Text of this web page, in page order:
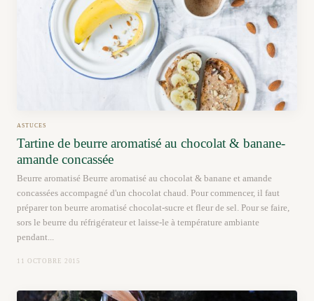
ASTUCES
Tartine de beurre aromatisé au chocolat & banane-
amande concassée
Beurre aromatisé Beurre aromatisé au chocolat & banane et amande
concassées accompagné d'un chocolat chaud. Pour commencer, il faut
préparer ton beurre aromatisé chocolat-sucre et fleur de sel. Pour se faire,
sors le beurre du réfrigérateur et laisse-le à température ambiante
pendant...
11 OCTOBRE 2015